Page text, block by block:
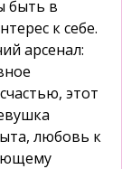
быть в
к себе.
арсенал:
этот
любовь к